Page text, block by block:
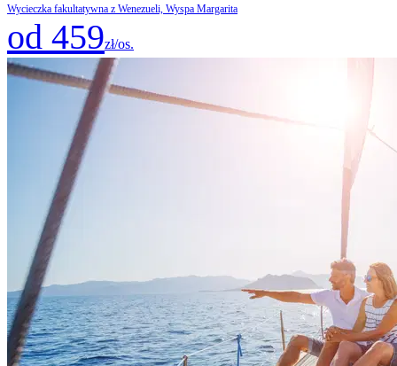
Wycieczka fakultatywna z Wenezueli, Wyspa Margarita
od 459zł/os.